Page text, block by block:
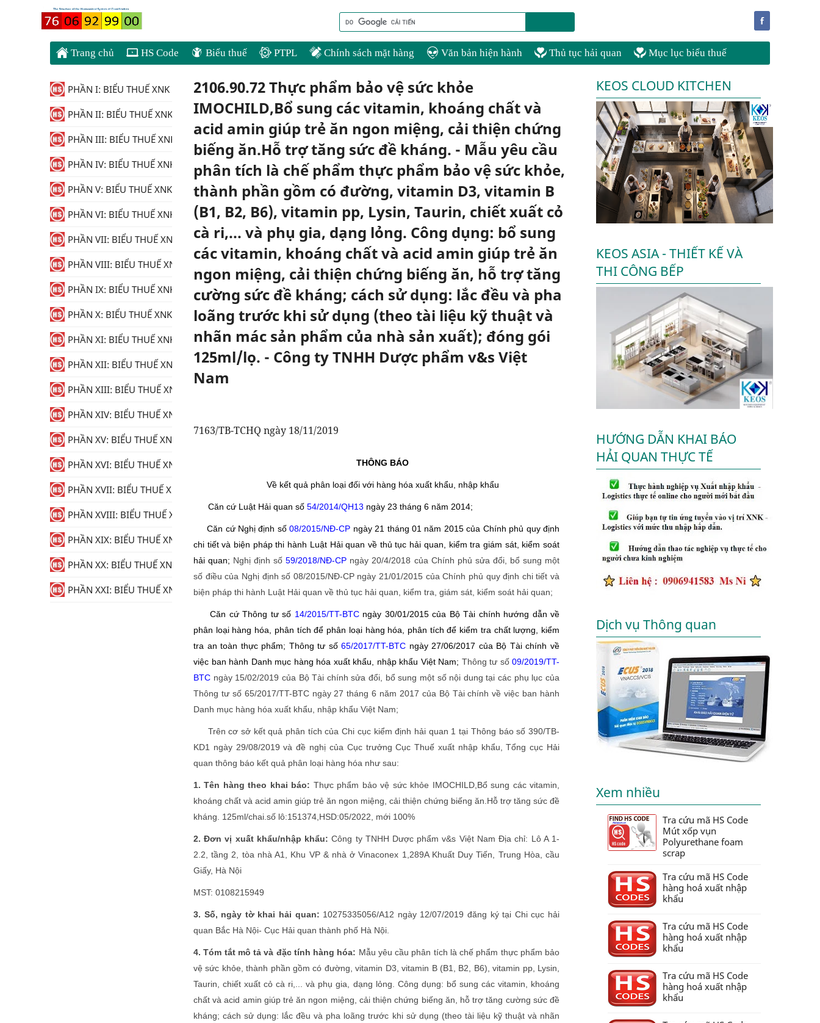
f
Trang chủ HS Code Biểu thuế PTPL Chính sách mặt hàng Văn bản hiện hành Thủ tục hải quan Mục lục biểu thuế
2106.90.72 Thực phẩm bảo vệ sức khỏe
IMOCHILD,Bổ sung các vitamin, khoáng chất và
acid amin giúp trẻ ăn ngon miệng, cải thiện chứng
biếng ăn.Hỗ trợ tăng sức đề kháng. - Mẫu yêu cầu
phân tích là chế phẩm thực phẩm bảo vệ sức khỏe,
thành phần gồm có đường, vitamin D3, vitamin B
(B1, B2, B6), vitamin pp, Lysin, Taurin, chiết xuất cỏ
cà ri,... và phụ gia, dạng lỏng. Công dụng: bổ sung
các vitamin, khoáng chất và acid amin giúp trẻ ăn
ngon miệng, cải thiện chứng biếng ăn, hỗ trợ tăng
cường sức đề kháng; cách sử dụng: lắc đều và pha
loãng trước khi sử dụng (theo tài liệu kỹ thuật và
nhãn mác sản phẩm của nhà sản xuất); đóng gói
125ml/lọ. - Công ty TNHH Dược phẩm v&s Việt
Nam
7163/TB-TCHQ ngày 18/11/2019
THÔNG BÁO
Về kết quả phân loại đối với hàng hóa xuất khẩu, nhập khẩu
Căn cứ Luật Hải quan số 54/2014/QH13 ngày 23 tháng 6 năm 2014;
Căn cứ Nghị định số08/2015/NĐ-CP ngày 21 tháng 01 năm 2015 của Chính phủ quy định
chi tiết và biện pháp thi hành Luật Hải quan về thủ tục hải quan, kiểm tra giám sát, kiểm soát
hải quan; Nghị định số59/2018/NĐ-CP ngày 20/4/2018 của Chính phủ sửa đổi, bổ sung một
số điều của Nghị định số 08/2015/NĐ-CP ngày 21/01/2015 của Chính phủ quy định chi tiết và
biện pháp thi hành Luật Hải quan về thủ tục hải quan, kiểm tra, giám sát, kiểm soát hải quan;
Căn cứ Thông tư số 14/2015/TT-BTCngày 30/01/2015 của Bộ Tài chính hướng dẫn về
phân loại hàng hóa, phân tích để phân loại hàng hóa, phân tích để kiểm tra chất lượng, kiểm
tra an toàn thực phẩm; Thông tư số65/2017/TT-BTC ngày 27/06/2017 của Bộ Tài chính về
việc ban hành Danh mục hàng hóa xuất khẩu, nhập khẩu Việt Nam; Thông tư số 09/2019/TT-
BTC ngày 15/02/2019 của Bộ Tài chính sửa đổi, bổ sung một số nội dung tại các phụ lục của
Thông tư số 65/2017/TT-BTC ngày 27 tháng 6 năm 2017 của Bộ Tài chính về việc ban hành
Danh mục hàng hóa xuất khẩu, nhập khẩu Việt Nam;
Trên cơ sở kết quả phân tích của Chi cục kiểm định hải quan 1 tại Thông báo số 390/TB-
KD1 ngày 29/08/2019 và đề nghị của Cục trưởng Cục Thuế xuất nhập khẩu, Tổng cục Hải
quan thông báo kết quả phân loại hàng hóa như sau:
1. Tên hàng theo khai báo: Thực phẩm bảo vệ sức khỏe IMOCHILD,Bổ sung các vitamin,
khoáng chất và acid amin giúp trẻ ăn ngon miệng, cải thiện chứng biếng ăn.Hỗ trợ tăng sức đề
kháng. 125ml/chai.số lô:151374,HSD:05/2022, mới 100%
2. Đơn vị xuất khẩu/nhập khẩu: Công ty TNHH Dược phẩm v&s Việt Nam Địa chỉ: Lô A 1-
2.2, tầng 2, tòa nhà A1, Khu VP & nhà ở Vinaconex 1,289A Khuất Duy Tiến, Trung Hòa, cầu
Giấy, Hà Nội
MST: 0108215949
3. Số, ngày tờ khai hải quan: 10275335056/A12 ngày 12/07/2019 đăng ký tại Chi cục hải
quan Bắc Hà Nội- Cục Hải quan thành phố Hà Nội.
4. Tóm tắt mô tả và đặc tính hàng hóa: Mẫu yêu cầu phân tích là chế phẩm thực phẩm bảo
vệ sức khỏe, thành phần gồm có đường, vitamin D3, vitamin B (B1, B2, B6), vitamin pp, Lysin,
Taurin, chiết xuất cỏ cà ri,... và phụ gia, dạng lỏng. Công dụng: bổ sung các vitamin, khoáng
chất và acid amin giúp trẻ ăn ngon miệng, cải thiện chứng biếng ăn, hỗ trợ tăng cường sức đề
kháng; cách sử dụng: lắc đều và pha loãng trước khi sử dụng (theo tài liệu kỹ thuật và nhãn
KEOS CLOUD KITCHEN
KEOS ASIA - THIẾT KẾ VÀ
THI CÔNG BẾP
HƯỚNG DẪN KHAI BÁO
HẢI QUAN THỰC TẾ
Dịch vụ Thông quan
Xem nhiều
Tra cứu mã HS Code
Mút xốp vụn
Polyurethane foam
scrap
Tra cứu mã HS Code
hàng hoá xuất nhập
khẩu
Tra cứu mã HS Code
hàng hoá xuất nhập
khẩu
Tra cứu mã HS Code
hàng hoá xuất nhập
khẩu
PHẦN I: BIỂU THUẾ XNK
PHẦN II: BIỂU THUẾ XNK
PHẦN III: BIỂU THUẾ XNK
PHẦN IV: BIỂU THUẾ XNK
PHẦN V: BIỂU THUẾ XNK
PHẦN VI: BIỂU THUẾ XNK
PHẦN VII: BIỂU THUẾ XNK
PHẦN VIII: BIỂU THUẾ XNK
PHẦN IX: BIỂU THUẾ XNK
PHẦN X: BIỂU THUẾ XNK
PHẦN XI: BIỂU THUẾ XNK
PHẦN XII: BIỂU THUẾ XNK
PHẦN XIII: BIỂU THUẾ XNK
PHẦN XIV: BIỂU THUẾ XNK
PHẦN XV: BIỂU THUẾ XNK
PHẦN XVI: BIỂU THUẾ XNK
PHẦN XVII: BIỂU THUẾ XNK
PHẦN XVIII: BIỂU THUẾ XNK
PHẦN XIX: BIỂU THUẾ XNK
PHẦN XX: BIỂU THUẾ XNK
PHẦN XXI: BIỂU THUẾ XNK